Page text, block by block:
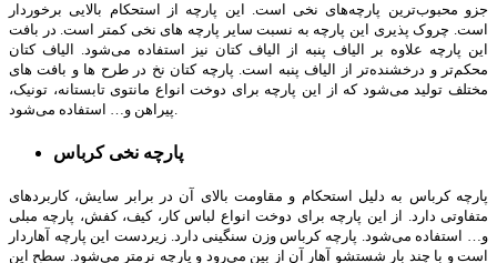
جزو محبوب‌ترین پارچه‌های نخی است. این پارچه از استحکام بالایی برخوردار
است. چروک­ پذیری این پارچه به نسبت سایر پارچه­ های نخی کمتر است. در بافت
این پارچه علاوه بر الیاف پنبه از الیاف کتان نیز استفاده می‌شود. الیاف کتان
محکم‌تر و درخشنده‌تر از الیاف پنبه است. پارچه کتان نخ در طرح ها و بافت­ های
مختلف تولید می‌شود که از این پارچه برای دوخت انواع مانتوی تابستانه، تونیک،
پیراهن و… استفاده می‌شود.
پارچه نخی کرباس
پارچه کرباس به دلیل استحکام و مقاومت بالای آن در برابر سایش، کاربردهای
متفاوتی دارد. از این پارچه برای دوخت انواع لباس ‌کار، کیف، کفش، پارچه مبلی
و… استفاده می‌شود. پارچه کرباس وزن سنگینی دارد. زیردست این پارچه آهاردار
است و با چند بار شست­شو آهار آن از بین می‌رود و پارچه نرمتر می‌شود. سطح این